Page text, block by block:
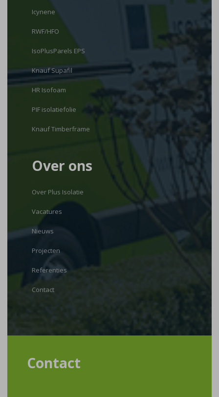
Icynene
RWF/HFO
IsoPlusParels EPS
Knauf Supafil
HR Isofoam
PIF isolatiefolie
Knauf Timberframe
Over ons
Over Plus Isolatie
Vacatures
Nieuws
Projecten
Referenties
Contact
Contact